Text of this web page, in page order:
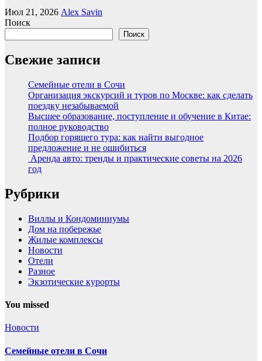
Июл 21, 2026 Alex Savin
Поиск
Поиск
Свежие записи
Семейные отели в Сочи
Организация экскурсий и туров по Москве: как сделать
поездку незабываемой
Высшее образование, поступление и обучение в Китае:
полное руководство
Подбор горящего тура: как найти выгодное
предложение и не ошибиться
Аренда авто: тренды и практические советы на 2026
год
Рубрики
Виллы и Кондоминиумы
Дом на побережье
Жилые комплексы
Новости
Отели
Разное
Экзотические курорты
You missed
Новости
Семейные отели в Сочи